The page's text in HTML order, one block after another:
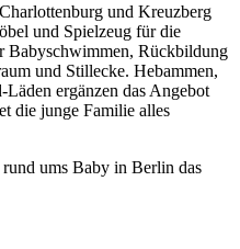
und Kreuzberg
und Spielzeug für die
Babyschwimmen, Rückbildung
und Stillecke. Hebammen,
ergänzen das Angebot
die junge Familie alles
ums Baby in Berlin das